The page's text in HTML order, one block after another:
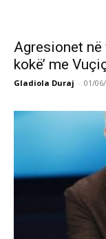
Agresionet
kokë’ me
Gladiola Duraj - 01/